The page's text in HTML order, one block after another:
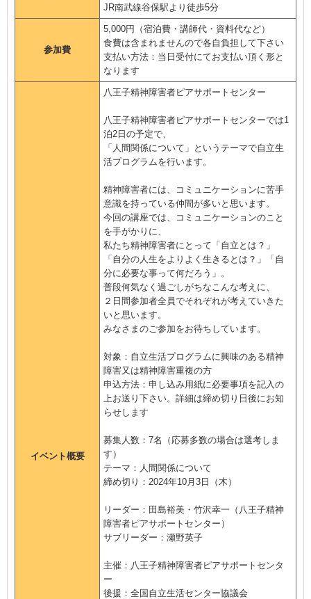
JR南武線谷保駅より徒歩5分
参加費
5,000円（宿泊費・講師代・資料代など）
食費は含まれませんので各自負担して下さい
支払い方法：当日受付にてお支払い頂く形と
なります
イベント概要
八王子精神障害者ピアサポートセンター
八王子精神障害者ピアサポートセンターでは1
泊2日の予定で、
「人間関係について」というテーマで自立生
活プログラムを行います。
精神障害者には、コミュニケーションに苦手
意識を持っている仲間が多いと思います。
今回の講座では、コミュニケーションのこと
を手がかりに、
私たち精神障害者にとって「自立とは？」
「自分の人生をよりよく生きるとは？」「自
分に必要な事って何だろう」。
普段何気なく過ごしがちなこんな考えに、
２日間参加者全員でそれぞれが考えていきた
いと思います。
みなさまのご参加をお待ちしています。
対象：自立生活プログラムに興味のある精神
障害又は精神障害重複の方
申込方法：申し込み用紙に必要事項を記入の
上お送り下さい。詳細は締め切り日後にお知
らせします
募集人数：7名（応募多数の場合は選考しま
す）
テーマ：人間関係について
締め切り：2024年10月3日（木）
リーダー：田島裕美・竹沢幸一（八王子精神
障害者ピアサポートセンター）
サブリーダー：瀬野英子
主催：八王子精神障害者ピアサポートセンタ
ー
後援：全国自立生活センター協議会